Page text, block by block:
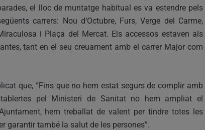
el lloc de muntatge habitual es va estendre pels
carrers: Nou d’Octubre, Furs, Verge del Carme,
i Plaça del Mercat. Els accessos estaven als
tant en el seu creuament amb el carrer Major com
que, “Fins que no hem estat segurs de complir amb
pel Ministeri de Sanitat no hem ampliat el
hem treballat de valent per tindre totes les
garantir també la salut de les persones”.